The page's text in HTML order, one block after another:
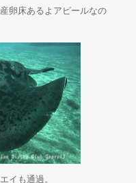
卵床あるよアピールなの
イも通過。